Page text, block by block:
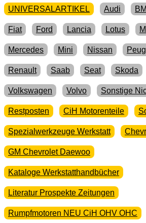
UNIVERSALARTIKEL Audi
Fiat Ford Lancia Lotus
Mercedes Mini Nissan
Renault Saab Seat Skoda
Volkswagen Volvo Sonstige
Restposten CiH Motorenteile
Spezialwerkzeuge Werkstatt
GM Chevrolet Daewoo
Kataloge Werkstatthandbücher
Literatur Prospekte Zeitungen
Rumpfmotoren NEU CiH OHV OHC